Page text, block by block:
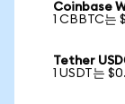
Coinbase
1 CBBTC는
Tether USD
1 USDT는